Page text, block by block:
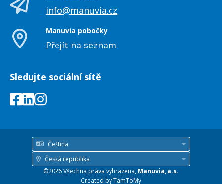
info@manuvia.cz
Manuvia pobočky
Přejít na seznam
Sledujte sociální sítě
Čeština
Jazyk
Česká republika
Země
©2026 Všechna práva vyhrazena, Manuvia, a.s.
Created byTamToMy